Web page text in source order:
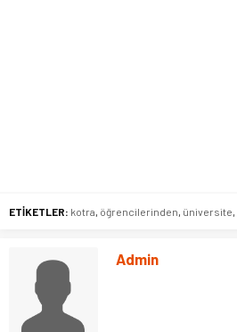
ETİKETLER: kotra, öğrencilerinden, üniversite,
Admin